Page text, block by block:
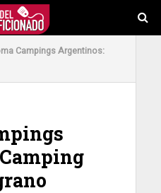
Campings Argentinos: